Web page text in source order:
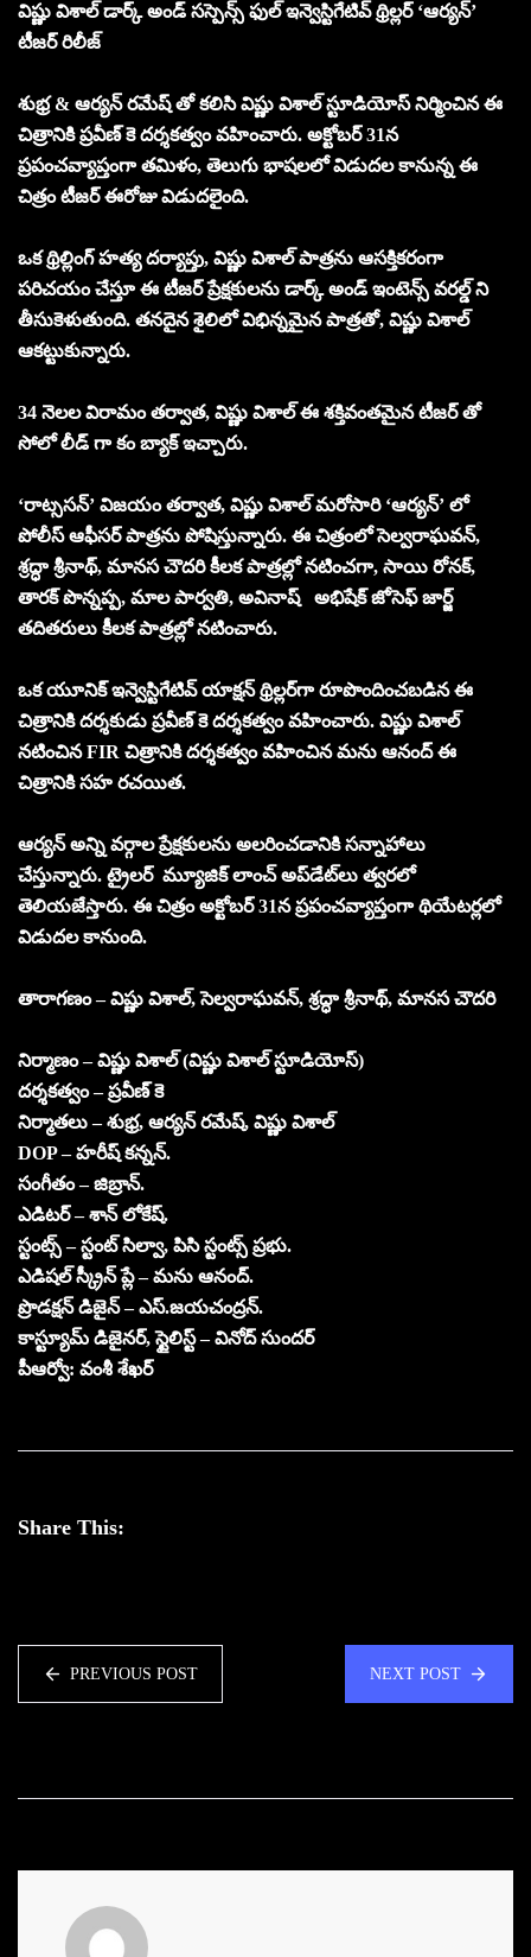
విష్ణు విశాల్ డార్క్ అండ్ సస్పెన్స్ ఫుల్ ఇన్వెస్టిగేటివ్ థ్రిల్లర్ ‘ఆర్యన్’
టీజర్ రిలీజ్
శుభ్ర & ఆర్యన్ రమేష్ తో కలిసి విష్ణు విశాల్ స్టూడియోస్ నిర్మించిన ఈ
చిత్రానికి ప్రవీణ్ కె దర్శకత్వం వహించారు. అక్టోబర్ 31న
ప్రపంచవ్యాప్తంగా తమిళం, తెలుగు భాషలలో విడుదల కానున్న ఈ
చిత్రం టీజర్ ఈరోజు విడుదలైంది.
ఒక థ్రిల్లింగ్ హత్య దర్యాప్తు, విష్ణు విశాల్ పాత్రను ఆసక్తికరంగా
పరిచయం చేస్తూ ఈ టీజర్ ప్రేక్షకులను డార్క్ అండ్ ఇంటెన్స్ వరల్డ్ ని
తీసుకెళుతుంది. తనదైన శైలిలో విభిన్నమైన పాత్రతో, విష్ణు విశాల్
ఆకట్టుకున్నారు.
34 నెలల విరామం తర్వాత, విష్ణు విశాల్ ఈ శక్తివంతమైన టీజర్ తో
సోలో లీడ్ గా కం బ్యాక్ ఇచ్చారు.
‘రాట్ససన్’ విజయం తర్వాత, విష్ణు విశాల్ మరోసారి ‘ఆర్యన్’ లో
పోలీస్ ఆఫీసర్ పాత్రను పోషిస్తున్నారు. ఈ చిత్రంలో సెల్వరాఘవన్,
శ్రద్ధా శ్రీనాథ్, మానస చౌదరి కీలక పాత్రల్లో నటించగా, సాయి రోనక్,
తారక్ పొన్నప్ప, మాల పార్వతి, అవినాష్ అభిషేక్ జోసెఫ్ జార్జ్
తదితరులు కీలక పాత్రల్లో నటించారు.
ఒక యూనిక్ ఇన్వెస్టిగేటివ్ యాక్షన్ థ్రిల్లర్‌గా రూపొందించబడిన ఈ
చిత్రానికి దర్శకుడు ప్రవీణ్ కె దర్శకత్వం వహించారు. విష్ణు విశాల్
నటించిన FIR చిత్రానికి దర్శకత్వం వహించిన మను ఆనంద్ ఈ
చిత్రానికి సహ రచయిత.
ఆర్యన్ అన్ని వర్గాల ప్రేక్షకులను అలరించడానికి సన్నాహాలు
చేస్తున్నారు. ట్రైలర్ మ్యూజిక్ లాంచ్ అప్‌డేట్‌లు త్వరలో
తెలియజేస్తారు. ఈ చిత్రం అక్టోబర్ 31న ప్రపంచవ్యాప్తంగా థియేటర్లలో
విడుదల కానుంది.
తారాగణం – విష్ణు విశాల్, సెల్వరాఘవన్, శ్రద్ధా శ్రీనాథ్, మానస చౌదరి
నిర్మాణం – విష్ణు విశాల్ (విష్ణు విశాల్ స్టూడియోస్)
దర్శకత్వం – ప్రవీణ్ కె
నిర్మాతలు – శుభ్ర, ఆర్యన్ రమేష్, విష్ణు విశాల్
DOP – హరీష్ కన్నన్.
సంగీతం – జిబ్రాన్.
ఎడిటర్ – శాన్ లోకేష్.
స్టంట్స్ – స్టంట్ సిల్వా, పిసి స్టంట్స్ ప్రభు.
ఎడిషల్ స్క్రీన్ ప్లే – మను ఆనంద్.
ప్రొడక్షన్ డిజైన్ – ఎస్.జయచంద్రన్.
కాస్ట్యూమ్ డిజైనర్, స్టైలిస్ట్ – వినోద్ సుందర్
పీఆర్వో: వంశీ శేఖర్
Share This:
PREVIOUS POST NEXT POST